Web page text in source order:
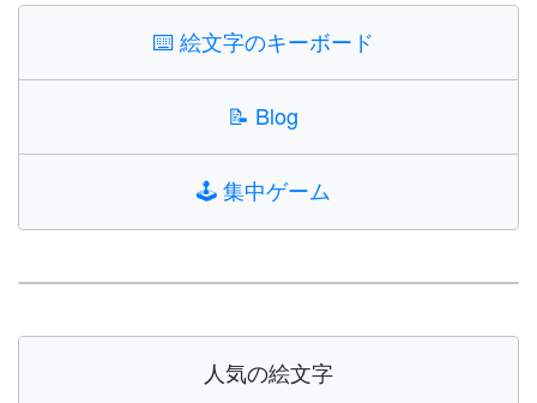
⌨️絵文字のキーボード
📝 Blog
🕹️集中ゲーム
人気の絵文字